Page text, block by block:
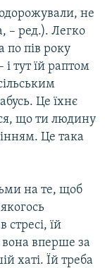
не
– ред.). Легко
по пів року
і тут їй раптом
Це їхнє
що ти людину
Це така
на те, щоб
їй
вперше за
хаті. Їй треба